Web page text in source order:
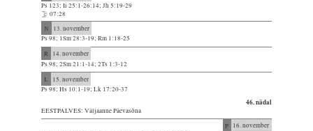
Ps 123; Ii 25:1-26:14; Jh 5:19-29
07:28
N
13. november
Ps 98; 1Sm 28:3-19; Rm 1:18-25
R 14. november
Ps 98; 2Sm 21:1-14; 2Ts 1:3-12
L
15. november
Ps 98; Hs 10:1-19; Lk 17:20-37
46. nädal
EESTPALVES: Väljaanne Päevasõna
P 16. november